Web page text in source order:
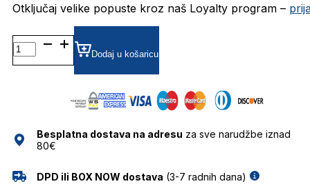
Otključaj velike popuste kroz naš Loyalty program –
BG9257M SUNČANE
NAOČALE
BULGET
Dodaj u košaricu
Besplatna dostava na adresu za sve narudžbe iznad
80€
DPD ili BOX NOW dostava (3-7 radnih dana)